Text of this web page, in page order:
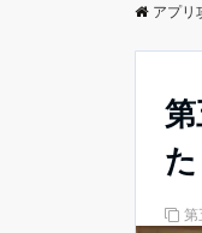
アプリ
た
第